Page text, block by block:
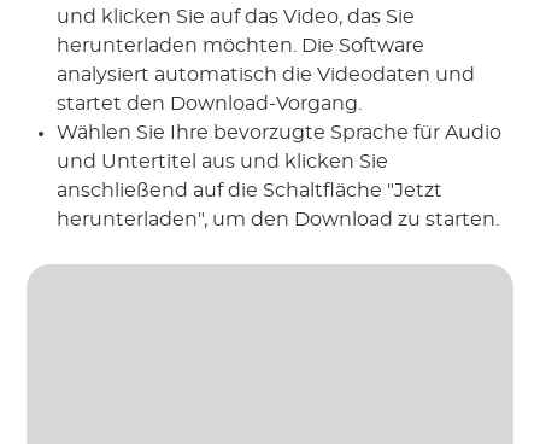
und klicken Sie auf das Video, das Sie
herunterladen möchten. Die Software
analysiert automatisch die Videodaten und
startet den Download-Vorgang.
Wählen Sie Ihre bevorzugte Sprache für Audio
und Untertitel aus und klicken Sie
anschließend auf die Schaltfläche "Jetzt
herunterladen", um den Download zu starten.